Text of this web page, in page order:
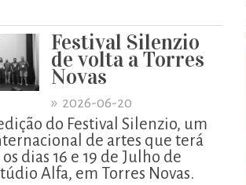
Festival Silenzio
de volta a Torres
Novas
» 2026-06-20
do Festival Silenzio, um
de artes que terá
dias 16 e 19 de Julho de
Alfa, em Torres Novas.